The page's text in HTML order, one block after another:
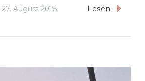
27. August 2025 Lesen